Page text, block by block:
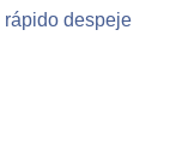
rápido despeje